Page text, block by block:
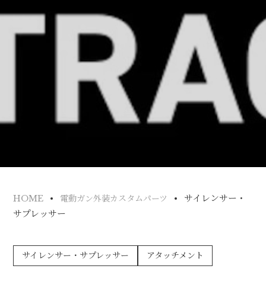
HOME 電動ガン外装カスタムパーツ
サイレンサー・
サプレッサー
サイレンサー・サプレッサー アタッチメント